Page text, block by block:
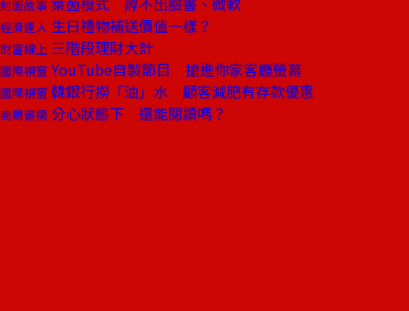
封面故事
經濟達人 生日禮物補送價值一樣？
財富線上 三階段理財大計
國際視窗 YouTube自製節目 搶進你家客廳螢幕
國際視窗 韓銀行撈「油」水 顧客減肥有存款優惠
商周書摘 分心狀態下 還能閱讀嗎？